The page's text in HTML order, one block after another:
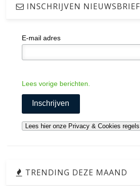
INSCHRIJVEN NIEUWSBRIEF
E-mail adres
Lees vorige berichten.
TRENDING DEZE MAAND